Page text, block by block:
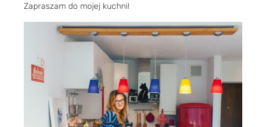
Zapraszam do mojej kuchni!